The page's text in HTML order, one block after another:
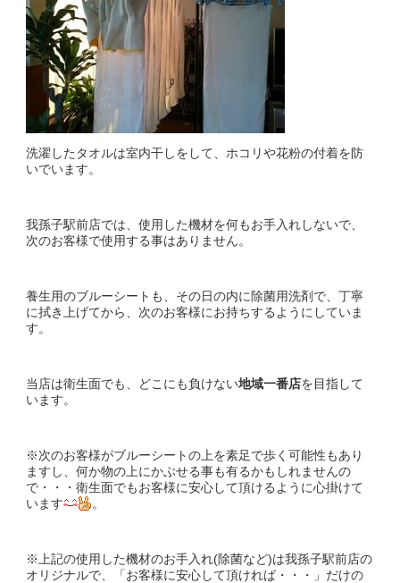
洗濯したタオルは室内干しをして、ホコリや花粉の付着を防
いでいます。
我孫子駅前店では、使用した機材を何もお手入れしないで、
次のお客様で使用する事はありません。
養生用のブルーシートも、その日の内に除菌用洗剤で、丁寧
に拭き上げてから、次のお客様にお持ちするようにしていま
す。
当店は衛生面でも、どこにも負けない地域一番店を目指して
います。
※次のお客様がブルーシートの上を素足で歩く可能性もあり
ますし、何か物の上にかぶせる事も有るかもしれませんの
で・・・衛生面でもお客様に安心して頂けるように心掛けて
います
。
※上記の使用した機材のお手入れ(除菌など)は我孫子駅前店の
オリジナルで、「お客様に安心して頂ければ・・・」だけの